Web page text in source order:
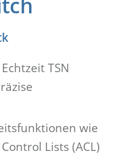
TSN
wie
Lists (ACL)